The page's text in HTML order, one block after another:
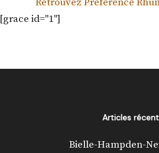
[grace id="1"]
Articles
Bielle-Hampden-